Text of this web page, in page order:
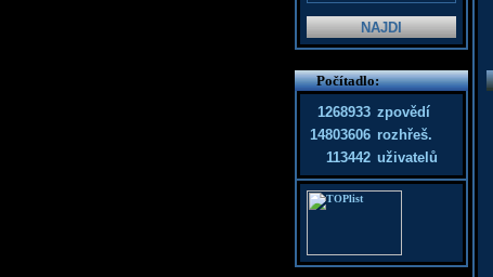
Počítadlo:
1268933 zpovědí
14803606 rozhřeš.
113442 uživatelů